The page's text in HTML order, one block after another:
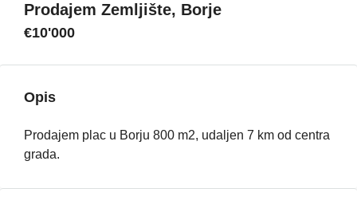
Prodajem Zemljište, Borje
€10'000
Opis
Prodajem plac u Borju 800 m2, udaljen 7 km od centra
grada.